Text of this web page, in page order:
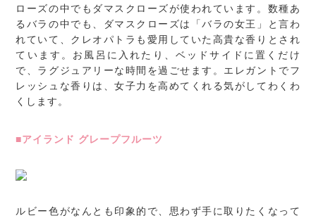
ローズの中でもダマスクローズが使われています。数種あ
るバラの中でも、ダマスクローズは「バラの女王」と言わ
れていて、クレオパトラも愛用していた高貴な香りとされ
ています。お風呂に入れたり、ベッドサイドに置くだけ
で、ラグジュアリーな時間を過ごせます。エレガントでフ
レッシュな香りは、女子力を高めてくれる気がしてわくわ
くします。
■アイランド グレープフルーツ
ルビー色がなんとも印象的で、思わず手に取りたくなって